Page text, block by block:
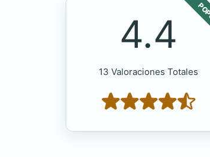
4.4
13 Valoraciones Totales